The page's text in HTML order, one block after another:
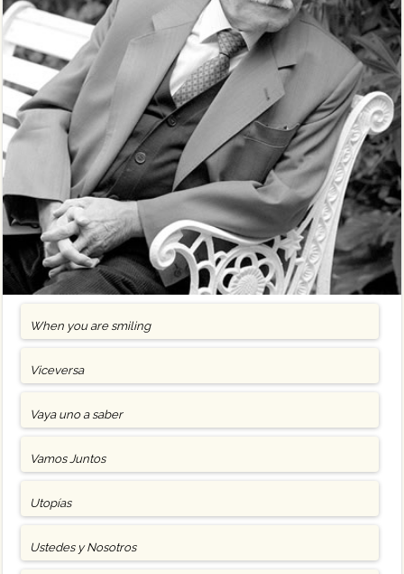
When you are smiling
Viceversa
Vaya uno a saber
Vamos Juntos
Utopías
Ustedes y Nosotros